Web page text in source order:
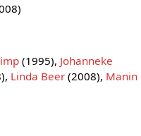
(1995), Johanneke
Linda Beer (2008), Manin